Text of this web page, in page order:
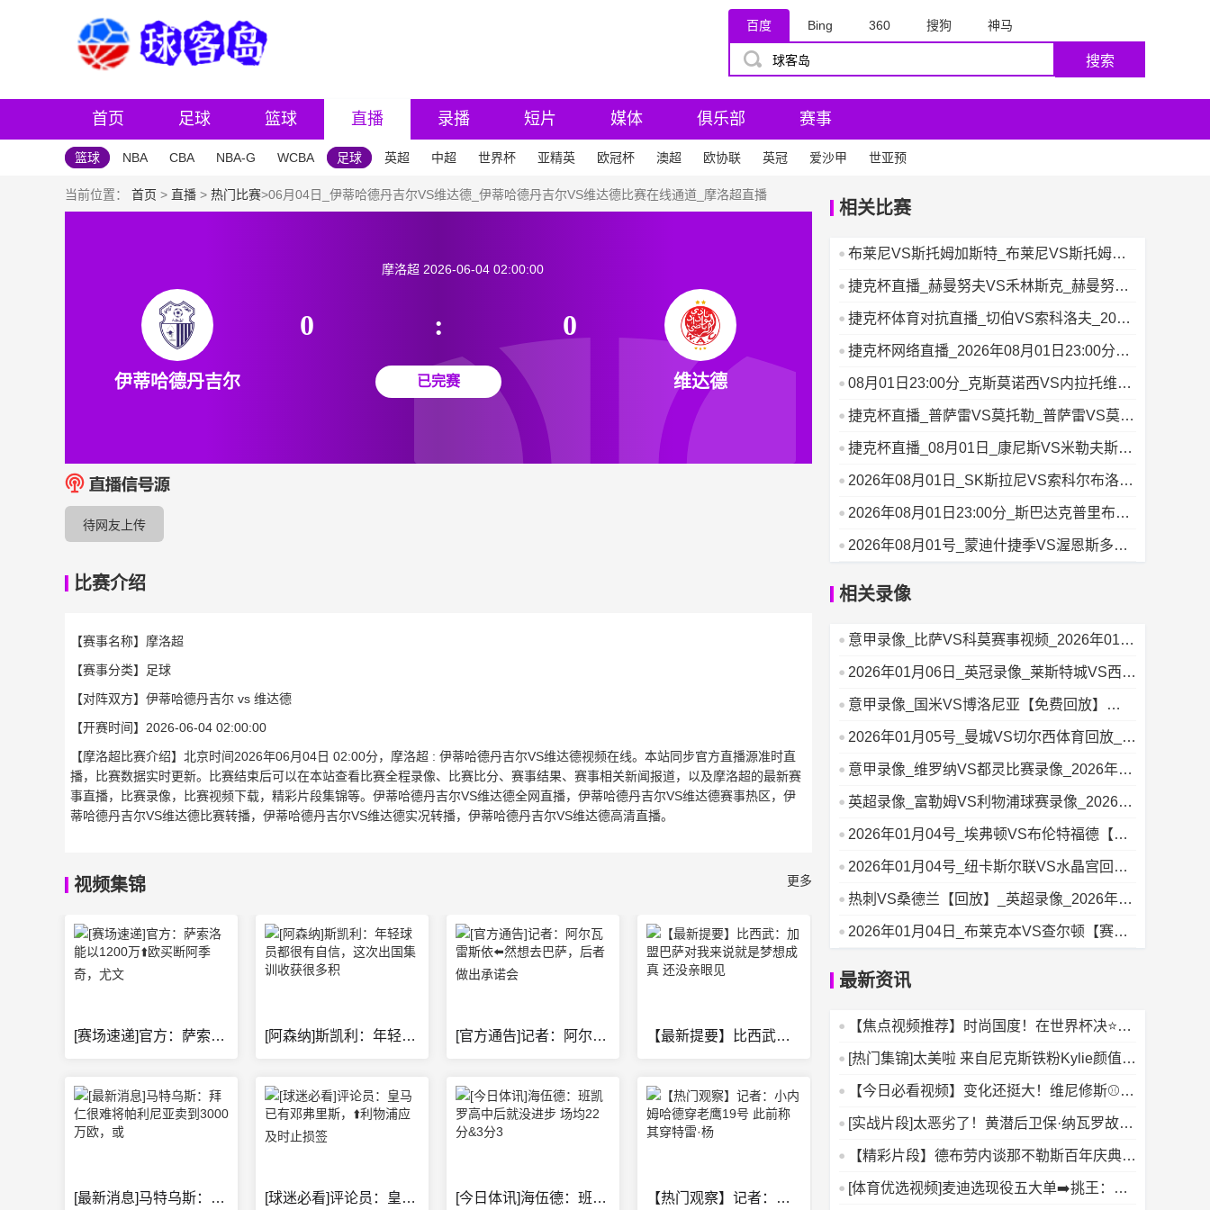
百度 Bing 360 搜狗 神马
搜索
首页 足球 篮球 直播 录播 短片 媒体 俱乐部 赛事
篮球 NBA CBA NBA-G WCBA 足球 英超 中超 世界杯 亚精英 欧冠杯 澳超 欧协联 英冠 爱沙甲 世亚预
当前位置： 首页 > 直播 > 热门比赛>06月04日_伊蒂哈德丹吉尔VS维达德_伊蒂哈德丹吉尔VS维达德比赛在线通道_摩洛超直播
摩洛超 2026-06-04 02:00:00
伊蒂哈德丹吉尔
0 : 0
已完赛 维达德
待网友上传
比赛介绍
【赛事名称】 摩洛超
【赛事分类】
足球
【对阵双方】 伊蒂哈德丹吉尔 vs 维达德
【开赛时间】 2026-06-04 02:00:00
【摩洛超比赛介绍】北京时间2026年06月04日 02:00分，摩洛超 : 伊蒂哈德丹吉尔VS维达德视频在线。本站同步官方直播源准时直
播，比赛数据实时更新。比赛结束后可以在本站查看比赛全程录像、比赛比分、赛事结果、赛事相关新闻报道，以及摩洛超的最新赛
事直播，比赛录像，比赛视频下载，精彩片段集锦等。伊蒂哈德丹吉尔VS维达德全网直播，伊蒂哈德丹吉尔VS维达德赛事热区，伊
蒂哈德丹吉尔VS维达德比赛转播，伊蒂哈德丹吉尔VS维达德实况转播，伊蒂哈德丹吉尔VS维达德高清直播。
视频集锦 更多
[赛场速递]官方：萨索洛能以1200万⬆️欧买断阿季奇，尤文 [阿森纳]斯凯利：年轻球员都很有自信，这次出国集训收获很多积 [官方通告]记者：阿尔瓦雷斯依⬅️然想去巴萨，后者做出承诺会 【最新提要】比西武：加盟巴萨对我来说就是梦想成真 还没亲眼见
[最新消息]马特乌斯：拜仁很难将帕利尼亚卖到3000万欧，或 [球迷必看]评论员：皇马已有邓弗里斯，⬆️利物浦应及时止损签 [今日体讯]海伍德：班凯罗高中后就没进步 场均22分&3分3 【热门观察】记者：小内姆哈德穿老鹰19号 此前称其穿特雷·杨
相关比赛
布莱尼VS斯托姆加斯特_布莱尼VS斯托姆加
斯特赛事一览_挪甲
捷克杯直播_赫曼努夫VS禾林斯克_赫曼努夫
VS禾林斯克即刻开
捷克杯体育对抗直播_切伯VS索科洛夫_2026
年08月01日
捷克杯网络直播_2026年08月01日23:00分_
科林VS
08月01日23:00分_克斯莫诺西VS内拉托维斯
_捷克杯高
捷克杯直播_普萨雷VS莫托勒_普萨雷VS莫托
勒球迷直连_08
捷克杯直播_08月01日_康尼斯VS米勒夫斯科
_康尼斯VS米
2026年08月01日_SK斯拉尼VS索科尔布洛赞
尼_捷克杯
2026年08月01日23:00分_斯巴达克普里布兰
VS波夫
2026年08月01号_蒙迪什捷季VS渥恩斯多夫_
相关录像
意甲录像_比萨VS科莫赛事视频_2026年01月
2026年01月06日_英冠录像_莱斯特城VS西布
罗姆维奇【比赛回放】
意甲录像_国米VS博洛尼亚【免费回放】
_2026年01月05日
2026年01月05号_曼城VS切尔西体育回放_英
超录像
意甲录像_维罗纳VS都灵比赛录像_2026年01
月05日
英超录像_富勒姆VS利物浦球赛录像_2026年
01月04日
2026年01月04号_埃弗顿VS布伦特福德【回
放】_英超录像
2026年01月04号_纽卡斯尔联VS水晶宫回放_
英超录像
热刺VS桑德兰【回放】_英超录像_2026年01
月04日
2026年01月04日_布莱克本VS查尔顿【赛事
最新资讯
【焦点视频推荐】时尚国度！在世界杯决⭐赛
前办秀，只有法国人敢
[热门集锦]太美啦 来自尼克斯铁粉Kylie颜值暴
击瞬间
【今日必看视频】变化还挺大！维尼修斯⚾正
式归队训练，样貌焕然
[实战片段]太恶劣了！黄潜后卫保·纳瓦罗故意
踢人遭直红罚⬅️
【精彩片段】德布劳内谈那不勒斯百年庆典：
他们创造了历史，我才
[体育优选视频]麦迪选现役五大单➡️挑王：欧